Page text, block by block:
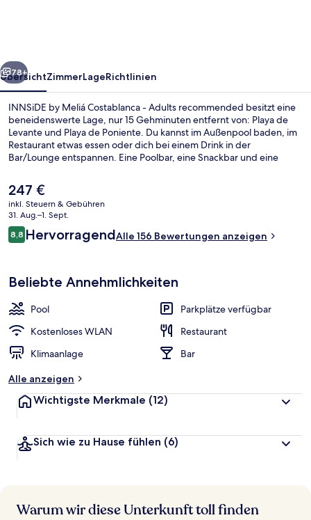
recommended
Weiter
78+
ÜbersichtZimmerLageRichtlinien
INNSiDE by Meliá Costablanca - Adults recommended besitzt eine
beneidenswerte Lage, nur 15 Gehminuten entfernt von: Playa de
Levante und Playa de Poniente. Du kannst im Außenpool baden, im
Restaurant etwas essen oder dich bei einem Drink in der
Bar/Lounge entspannen. Eine Poolbar, eine Snackbar und eine
Der
aktuelle
Preis
beträgt
247 €.
247 €
inkl. Steuern & Gebühren
31. Aug.–1. Sept.
Bewertungen
8,88,8 von 10.
HervorragendAlle 156 Bewertungen anzeigen
Beliebte Annehmlichkeiten
Pool
Parkplätze verfügbar
Kostenloses WLAN
Restaurant
Klimaanlage
Bar
Alle anzeigen
Wichtigste Merkmale (12)
Sich wie zu Hause fühlen (6)
Warum wir diese Unterkunft toll finden